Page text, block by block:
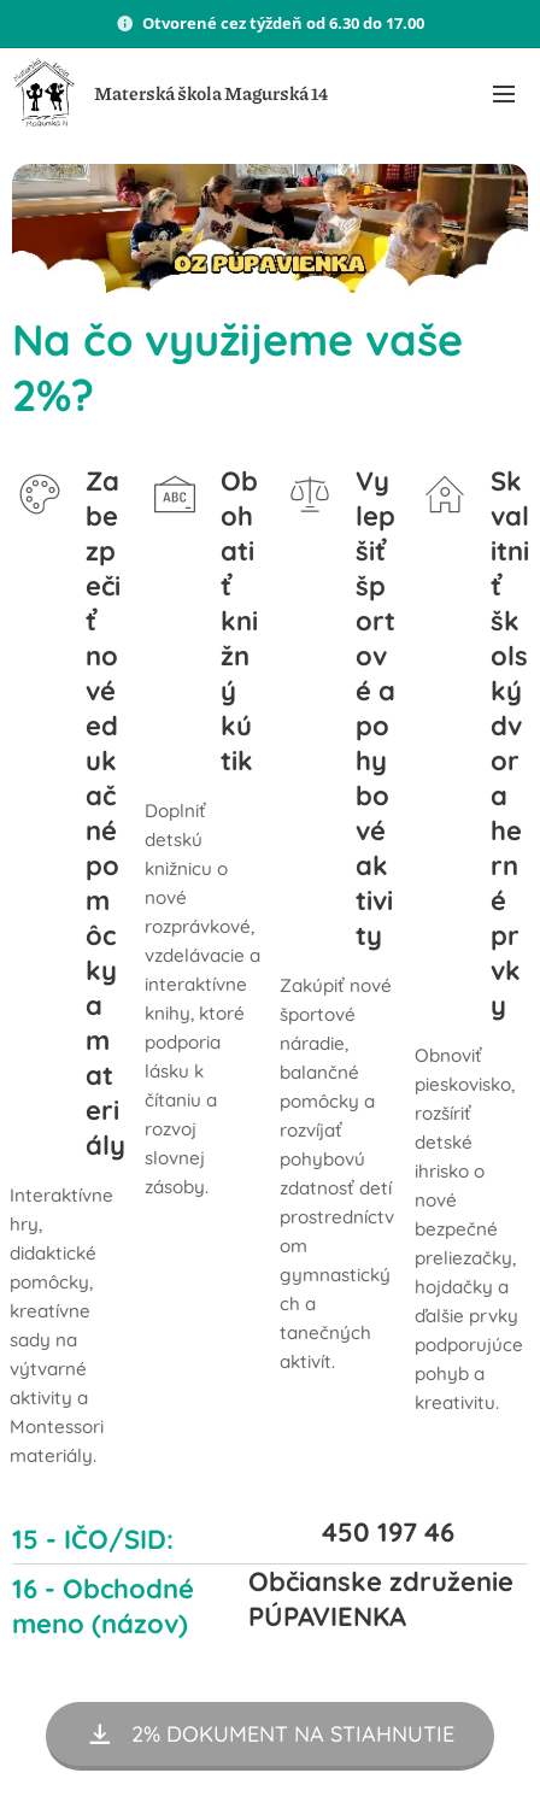
Otvorené cez týždeň od 6.30 do 17.00
Materská škola Magurská 14
Na čo využijeme vaše
2%?
Za
be
zp
eči
ť
no
vé
ed
uk
ač
né
po
m
ôc
ky
a
m
at
eri
ály
Interaktívne
hry,
didaktické
pomôcky,
kreatívne
sady na
výtvarné
aktivity a
Montessori
materiály.
Ob
oh
ati
ť
kni
žn
ý
kú
tik
Doplniť
detskú
knižnicu o
nové
rozprávkové,
vzdelávacie a
interaktívne
knihy, ktoré
podporia
lásku k
čítaniu a
rozvoj
slovnej
zásoby.
Vy
lep
šiť
šp
ort
ov
é a
po
hy
bo
vé
ak
tivi
ty
Zakúpiť nové
športové
náradie,
balančné
pomôcky a
rozvíjať
pohybovú
zdatnosť detí
prostredníctv
om
gymnastický
ch a
tanečných
aktivít.
Sk
val
itni
ť
šk
ols
ký
dv
or
a
he
rn
é
pr
vk
y
Obnoviť
pieskovisko,
rozšíriť
detské
ihrisko o
nové
bezpečné
preliezačky,
hojdačky a
ďalšie prvky
podporujúce
pohyb a
kreativitu.
15 - IČO/SID:
450 197 46
16 - Obchodné
meno (názov)
Občianske združenie
PÚPAVIENKA
2% DOKUMENT NA STIAHNUTIE